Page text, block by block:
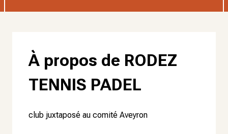
À propos de RODEZ
TENNIS PADEL
club juxtaposé au comité Aveyron